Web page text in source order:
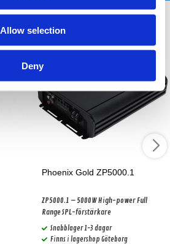
Allow selection
Deny
Phoenix Gold ZP5000.1
ZP5000.1 – 5000W High-power Full
Range SPL-förstärkare
Snabblager 1-3 dagar
Finns i lagershop Göteborg